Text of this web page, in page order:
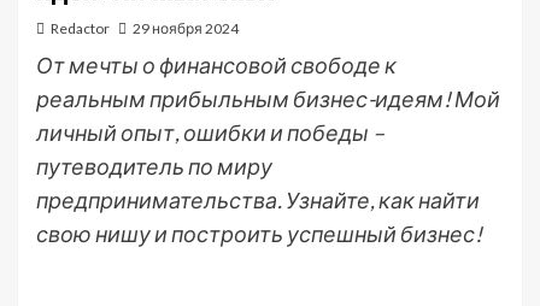
Redactor 29 ноября 2024
От мечты о финансовой свободе к
реальным прибыльным бизнес-идеям! Мой
личный опыт, ошибки и победы –
путеводитель по миру
предпринимательства. Узнайте, как найти
свою нишу и построить успешный бизнес!